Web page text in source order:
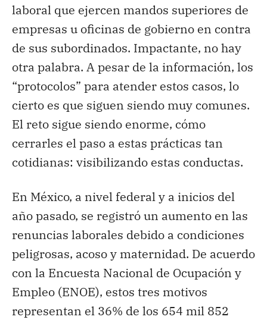
laboral que ejercen mandos superiores de
empresas u oficinas de gobierno en contra
de sus subordinados. Impactante, no hay
otra palabra. A pesar de la información, los
“protocolos” para atender estos casos, lo
cierto es que siguen siendo muy comunes.
El reto sigue siendo enorme, cómo
cerrarles el paso a estas prácticas tan
cotidianas: visibilizando estas conductas.
En México, a nivel federal y a inicios del
año pasado, se registró un aumento en las
renuncias laborales debido a condiciones
peligrosas, acoso y maternidad. De acuerdo
con la Encuesta Nacional de Ocupación y
Empleo (ENOE), estos tres motivos
representan el 36% de los 654 mil 852